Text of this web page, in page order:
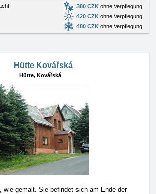
380 CZK ohne Verpflegung
420 CZK ohne Verpflegung
480 CZK ohne Verpflegung
Hütte Kovářská
Hütte, Kovářská
wie gemalt. Sie befindet sich am Ende der